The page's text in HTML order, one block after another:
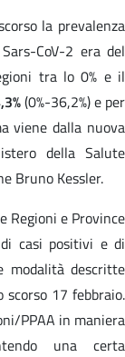
la prevalenza
CoV-2 era del
tra lo 0% e il
(0%-36,2%) e per
viene dalla nuova
della Salute
Bruno Kessler.
Regioni e Province
casi positivi e di
modalità descritte
17 febbraio.
PPAA in maniera
una certa